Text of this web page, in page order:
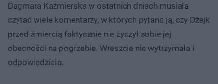
Dagmara Kaźmierska w ostatnich dniach musiała
czytać wiele komentarzy, w których pytano ją, czy Dżejk
przed śmiercią faktycznie nie życzył sobie jej
obecności na pogrzebie. Wreszcie nie wytrzymała i
odpowiedziała.